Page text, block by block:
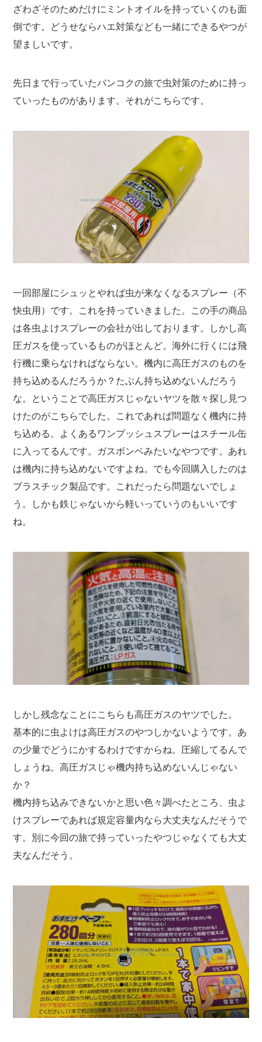
ざわざそのためだけにミントオイルを持っていくのも面
倒です。どうせならハエ対策なども一緒にできるやつが
望ましいです。
先日まで行っていたバンコクの旅で虫対策のために持っ
ていったものがあります。それがこちらです。
一回部屋にシュッとやれば虫が来なくなるスプレー（不
快虫用）です。これを持っていきました。この手の商品
は各虫よけスプレーの会社が出しております。しかし高
圧ガスを使っているものがほとんど。海外に行くには飛
行機に乗らなければならない。機内に高圧ガスのものを
持ち込めるんだろうか？たぶん持ち込めないんだろう
な。ということで高圧ガスじゃないヤツを散々探し見つ
けたのがこちらでした。これであれば問題なく機内に持
ち込める。よくあるワンプッシュスプレーはスチール缶
に入ってるんです。ガスボンベみたいなやつです。あれ
は機内に持ち込めないですよね。でも今回購入したのは
プラスチック製品です。これだったら問題ないでしょ
う。しかも鉄じゃないから軽いっていうのもいいです
ね。
しかし残念なことにこちらも高圧ガスのヤツでした。
基本的に虫よけは高圧ガスのやつしかないようです。あ
の少量でどうにかするわけですからね。圧縮してるんで
しょうね。高圧ガスじゃ機内持ち込めないんじゃない
か？
機内持ち込みできないかと思い色々調べたところ、虫よ
けスプレーであれば規定容量内なら大丈夫なんだそうで
す。別に今回の旅で持っていったやつじゃなくても大丈
夫なんだそう。